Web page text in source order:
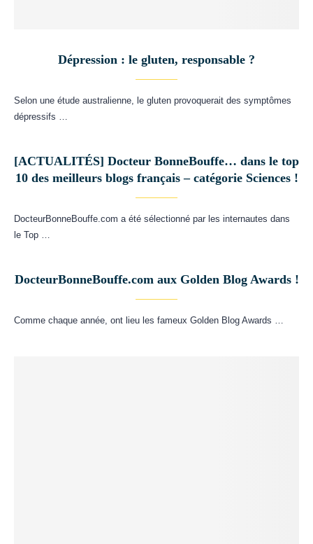
Dépression : le gluten, responsable ?
Selon une étude australienne, le gluten provoquerait des symptômes
dépressifs …
[ACTUALITÉS] Docteur BonneBouffe… dans le top
10 des meilleurs blogs français – catégorie Sciences !
DocteurBonneBouffe.com a été sélectionné par les internautes dans
le Top …
DocteurBonneBouffe.com aux Golden Blog Awards !
Comme chaque année, ont lieu les fameux Golden Blog Awards …